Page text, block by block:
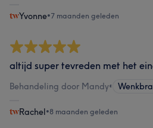
Yvonne•7 maanden geleden
altijd super tevreden met het
Behandeling door Mandy•
Rachel•8 maanden geleden